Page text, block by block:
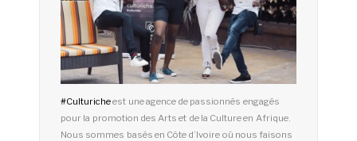
#Culturicheest une agence de passionnés engagés
pour la promotion des Arts et de la Culture en Afrique.
Nous sommes basés en Côte d’Ivoire où nous faisons